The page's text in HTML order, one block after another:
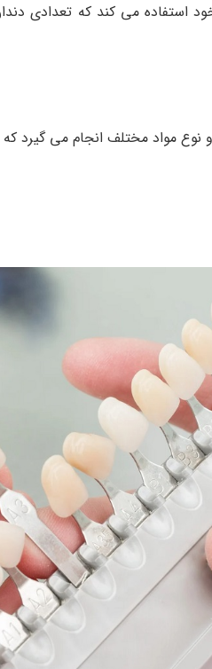
استفاده می کند که تعدادی
مواد مختلف انجام می‌ گیرد که